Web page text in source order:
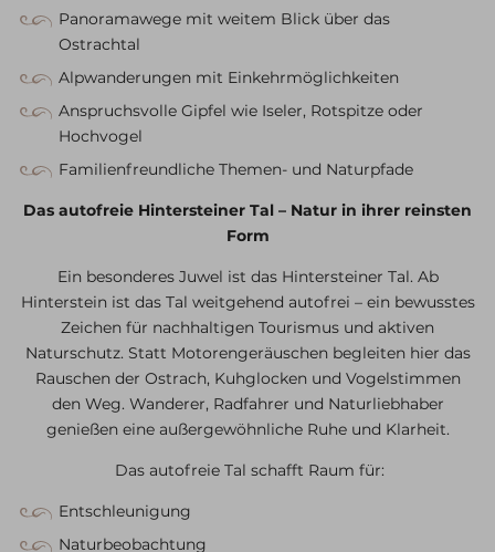
Panoramawege mit weitem Blick über das
Ostrachtal
Alpwanderungen mit Einkehrmöglichkeiten
Anspruchsvolle Gipfel wie Iseler, Rotspitze oder
Hochvogel
Familienfreundliche Themen- und Naturpfade
Das autofreie Hintersteiner Tal – Natur in ihrer reinsten
Form
Ein besonderes Juwel ist das Hintersteiner Tal. Ab
Hinterstein ist das Tal weitgehend autofrei – ein bewusstes
Zeichen für nachhaltigen Tourismus und aktiven
Naturschutz. Statt Motorengeräuschen begleiten hier das
Rauschen der Ostrach, Kuhglocken und Vogelstimmen
den Weg. Wanderer, Radfahrer und Naturliebhaber
genießen eine außergewöhnliche Ruhe und Klarheit.
Das autofreie Tal schafft Raum für:
Entschleunigung
Naturbeobachtung